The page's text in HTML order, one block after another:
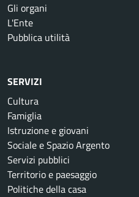
Gli organi
L'Ente
Pubblica utilità
SERVIZI
Cultura
Famiglia
Istruzione e giovani
Sociale e Spazio Argento
Servizi pubblici
Territorio e paesaggio
Politiche della casa